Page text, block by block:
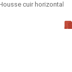
cuir horizontal